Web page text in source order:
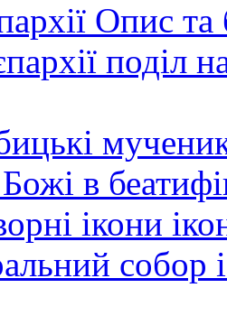
Опис та
поділ
в
ікони
собор